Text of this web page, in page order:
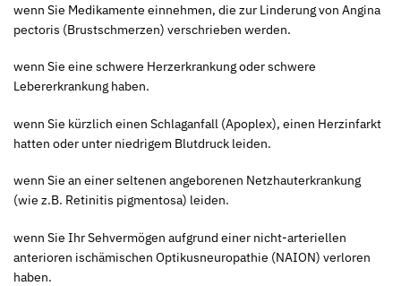
wenn Sie Medikamente einnehmen, die zur Linderung von Angina
pectoris (Brustschmerzen) verschrieben werden.
wenn Sie eine schwere Herzerkrankung oder schwere
Lebererkrankung haben.
wenn Sie kürzlich einen Schlaganfall (Apoplex), einen Herzinfarkt
hatten oder unter niedrigem Blutdruck leiden.
wenn Sie an einer seltenen angeborenen Netzhauterkrankung
(wie z.B. Retinitis pigmentosa) leiden.
wenn Sie Ihr Sehvermögen aufgrund einer nicht-arteriellen
anterioren ischämischen Optikusneuropathie (NAION) verloren
haben.